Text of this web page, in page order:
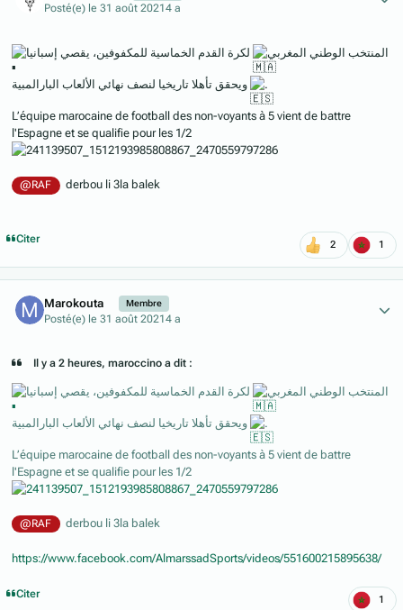
Posté(e) le 31 août 20214 a
‏المنتخب الوطني المغربي لكرة القدم الخماسية للمكفوفين، يقصي إسبانيا
ويحقق تأهلا تاريخيا لنصف نهائي الألعاب البارالمبية.
L’équipe marocaine de football des non-voyants à 5 vient de battre
l'Espagne et se qualifie pour les 1/2
@RAF derbou li 3la balek
Citer 2 1
Marokouta Membre
Posté(e) le 31 août 20214 a
Il y a 2 heures, maroccino a dit :
‏المنتخب الوطني المغربي لكرة القدم الخماسية للمكفوفين، يقصي إسبانيا
ويحقق تأهلا تاريخيا لنصف نهائي الألعاب البارالمبية.
L’équipe marocaine de football des non-voyants à 5 vient de battre
l'Espagne et se qualifie pour les 1/2
@RAF derbou li 3la balek
https://www.facebook.com/AlmarssadSports/videos/551600215895638/
Citer 1